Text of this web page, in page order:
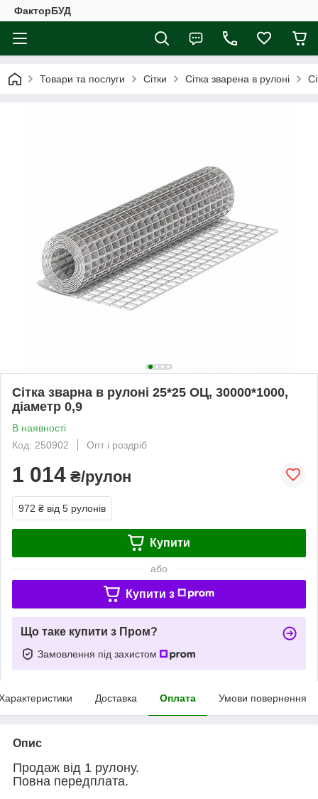
ФакторБУД
Товари та послуги Сітки Сітка зварена в рулоні
Сітка зварна в рулоні 25*25 ОЦ, 30000*1000,
діаметр 0,9
В наявності
Код: 250902
Опт і роздріб
1 014 ₴/рулон
972 ₴ від 5 рулонів
Купити
або
Купити з
Що таке купити з Пром?
Замовлення під захистом
Доставка Оплата Умови повернення
Опис
Продаж від 1 рулону.
Повна передплата.